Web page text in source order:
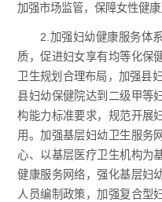
加强市场监管，保障女性健
2.加强妇幼健康服务体系
质，促进妇女享有均等化保
卫生规划合理布局，加强县
县妇幼保健院达到二级甲等
构能力标准要求，规范开展
用。加强基层妇幼卫生服务
心、以基层医疗卫生机构为
健康服务网络，强化基层妇
人员编制政策，加强复合型